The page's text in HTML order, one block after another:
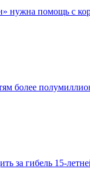
нужна помощь с
более
за гибель 15-